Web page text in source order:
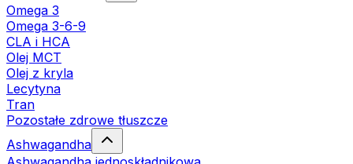
Omega 3
Omega 3-6-9
CLA i HCA
Olej MCT
Olej z kryla
Lecytyna
Tran
Pozostałe zdrowe tłuszcze
Ashwagandha